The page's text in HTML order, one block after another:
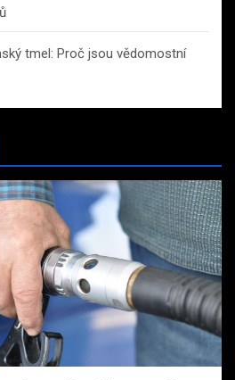
tmel: Proč jsou vědomostní